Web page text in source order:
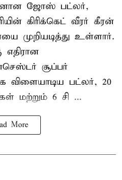
ஜோஸ் பட்லர்,
கிரிக்கெட் வீரர் கீரன்
முறியடித்து உள்ளார்.
சூப்பர்
பட்லர், 20
மற்றும் 6 சி ...
More